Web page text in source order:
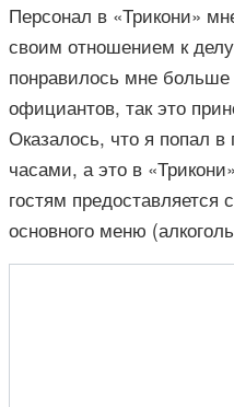
Персонал в «Трикони»
своим отношением к
понравилось мне
официантов, так это
Оказалось, что я попал
часами, а это в
гостям предоставляется
основного меню